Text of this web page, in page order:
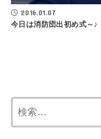
2016.01.07
今日は消防団出初め式～♪